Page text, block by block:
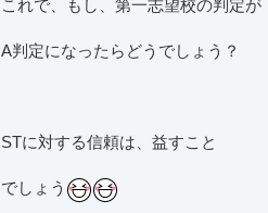
これで、もし、第一志望校の判定が
A判定になったらどうでしょう？
STに対する信頼は、益すこと
でしょう